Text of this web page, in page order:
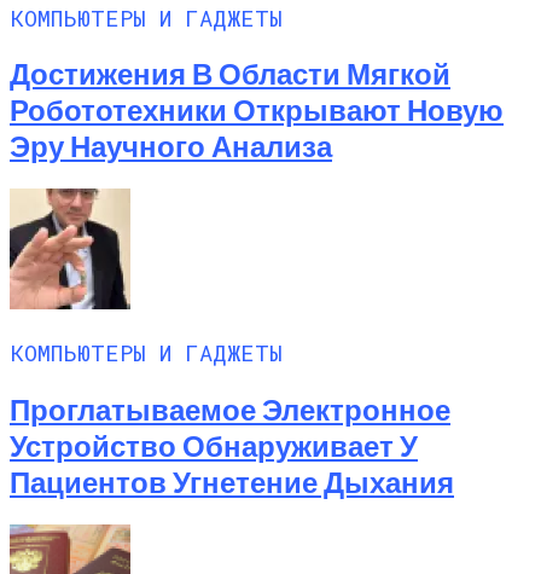
КОМПЬЮТЕРЫ И ГАДЖЕТЫ
Достижения В Области Мягкой
Робототехники Открывают Новую
Эру Научного Анализа
КОМПЬЮТЕРЫ И ГАДЖЕТЫ
Проглатываемое Электронное
Устройство Обнаруживает У
Пациентов Угнетение Дыхания